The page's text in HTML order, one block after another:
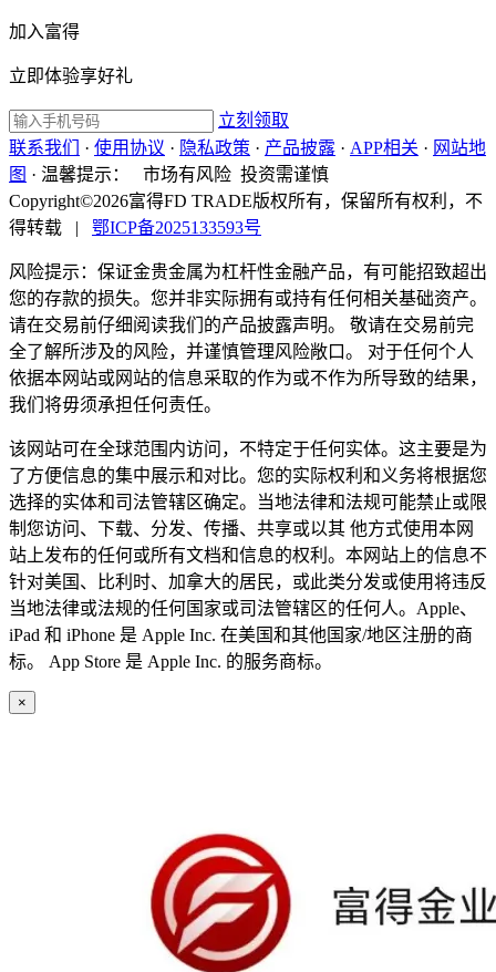
加入富得
立即体验享好礼
立刻领取
联系我们
· 使用协议 · 隐私政策 · 产品披露 · APP相关 · 网站地
图 · 温馨提示：
市场有风险 投资需谨慎
Copyright©2026富得FD TRADE版权所有，保留所有权利，不
得转载
| 鄂ICP备2025133593号
风险提示：保证金贵金属为杠杆性金融产品，有可能招致超出
您的存款的损失。您并非实际拥有或持有任何相关基础资产。
请在交易前仔细阅读我们的产品披露声明。 敬请在交易前完
全了解所涉及的风险，并谨慎管理风险敞口。 对于任何个人
依据本网站或网站的信息采取的作为或不作为所导致的结果，
我们将毋须承担任何责任。
该网站可在全球范围内访问，不特定于任何实体。这主要是为
了方便信息的集中展示和对比。您的实际权利和义务将根据您
选择的实体和司法管辖区确定。当地法律和法规可能禁止或限
制您访问、下载、分发、传播、共享或以其 他方式使用本网
站上发布的任何或所有文档和信息的权利。本网站上的信息不
针对美国、比利时、加拿大的居民，或此类分发或使用将违反
当地法律或法规的任何国家或司法管辖区的任何人。Apple、
iPad 和 iPhone 是 Apple Inc. 在美国和其他国家/地区注册的商
标。 App Store 是 Apple Inc. 的服务商标。
×